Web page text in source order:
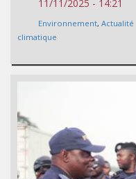
11/11/2025 - 14:21
Environnement, Actualité
climatique